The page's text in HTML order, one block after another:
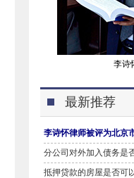
李诗
最新推荐
李诗怀律师被评为北京
分公司对外加入债务是
抵押贷款的房屋是否可